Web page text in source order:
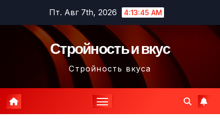
содержимому
Пт. Авг 7th, 2026 4:13:46 AM
Стройность и вкус
Стройность вкуса